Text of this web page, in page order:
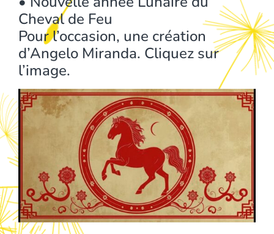
Cheval de Feu
Pour l’occasion, une création
d’Angelo Miranda. Cliquez sur
l’image.